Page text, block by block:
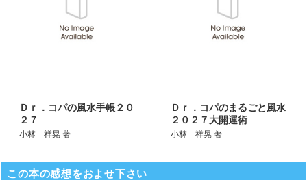
Ｄｒ．コパの風水手帳２０
２７
小林 祥晃 著
Ｄｒ．コパのまるごと風水
２０２７大開運術
小林 祥晃 著
この本の感想をおよせ下さい